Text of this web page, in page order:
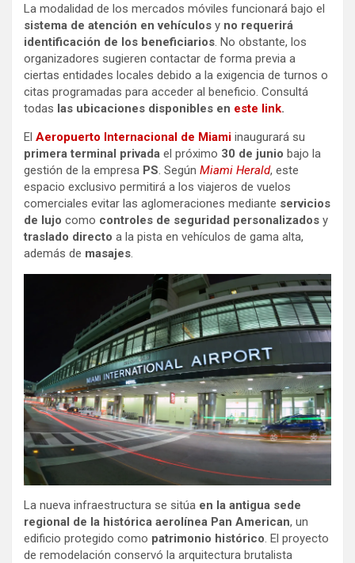
La modalidad de los mercados móviles funcionará bajo el
sistema de atención en vehículos y no requerirá
identificación de los beneficiarios. No obstante, los
organizadores sugieren contactar de forma previa a
ciertas entidades locales debido a la exigencia de turnos o
citas programadas para acceder al beneficio. Consultá
todas las ubicaciones disponibles en este link.
El Aeropuerto Internacional de Miami inaugurará su
primera terminal privada el próximo 30 de junio bajo la
gestión de la empresa PS. Según Miami Herald, este
espacio exclusivo permitirá a los viajeros de vuelos
comerciales evitar las aglomeraciones mediante servicios
de lujo como controles de seguridad personalizados y
traslado directo a la pista en vehículos de gama alta,
además de masajes.
La nueva infraestructura se sitúa en la antigua sede
regional de la histórica aerolínea Pan American, un
edificio protegido como patrimonio histórico. El proyecto
de remodelación conservó la arquitectura brutalista